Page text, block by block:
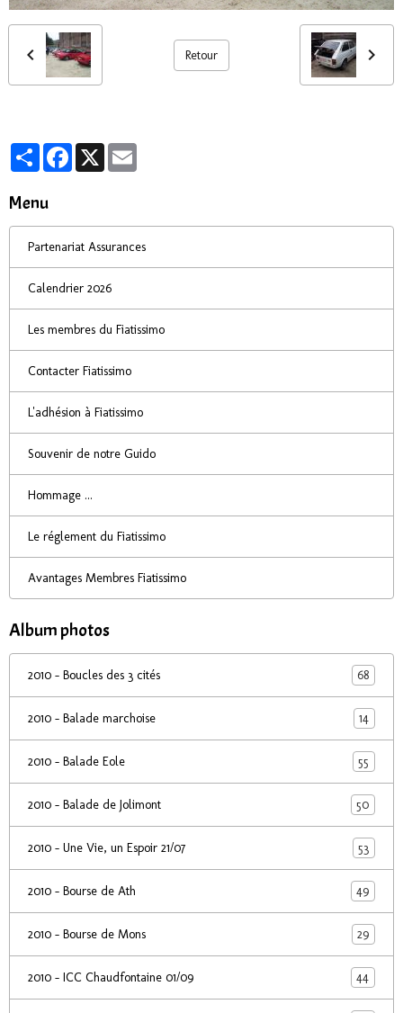
Retour
PartagerFacebook
X
Menu
Partenariat Assurances
Calendrier 2026
Les membres du Fiatissimo
Contacter Fiatissimo
L'adhésion à Fiatissimo
Souvenir de notre Guido
Hommage ...
Le réglement du Fiatissimo
Avantages Membres Fiatissimo
Album photos
2010 - Boucles des 3 cités 68
2010 - Balade marchoise 14
2010 - Balade Eole 55
2010 - Balade de Jolimont 50
2010 - Une Vie, un Espoir 21/07 53
2010 - Bourse de Ath 49
2010 - Bourse de Mons 29
2010 - ICC Chaudfontaine 01/09 44